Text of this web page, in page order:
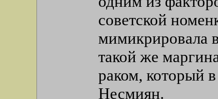
советской
мимикрировала
такой же
раком, который
Несмиян.